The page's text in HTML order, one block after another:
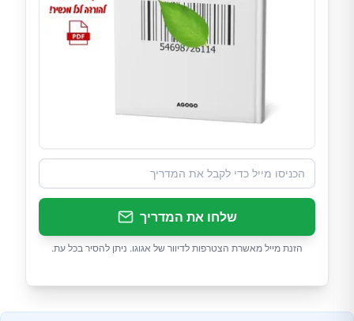
שלחו את המדריך
הזנת מייל מאשרת הצטרפות לדיוור של אגוגו. ניתן להסיר בכל עת.